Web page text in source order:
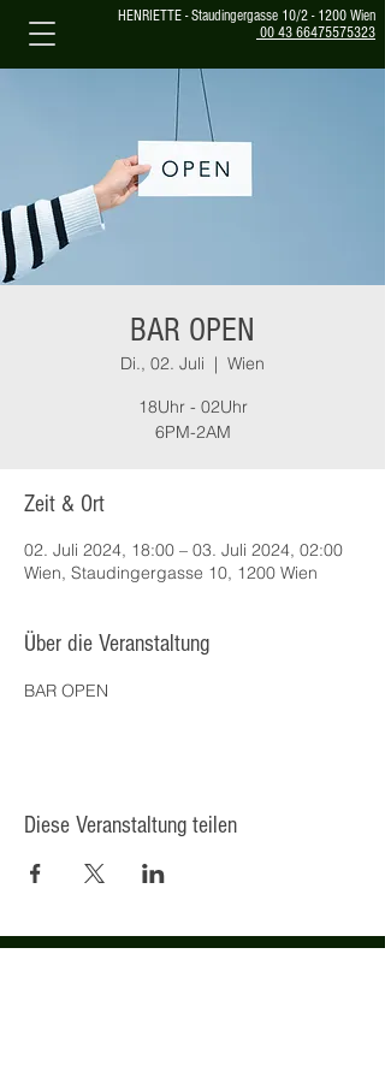
HENRIETTE - Staudingergasse 10/2 - 1200 Wien
00 43 66475575323
BAR OPEN
Di., 02. Juli
  |
Wien
18Uhr - 02Uhr
6PM-2AM
Zeit & Ort
02. Juli 2024, 18:00 – 03. Juli 2024, 02:00
Wien, Staudingergasse 10, 1200 Wien
Über die Veranstaltung
BAR OPEN
Diese Veranstaltung teilen